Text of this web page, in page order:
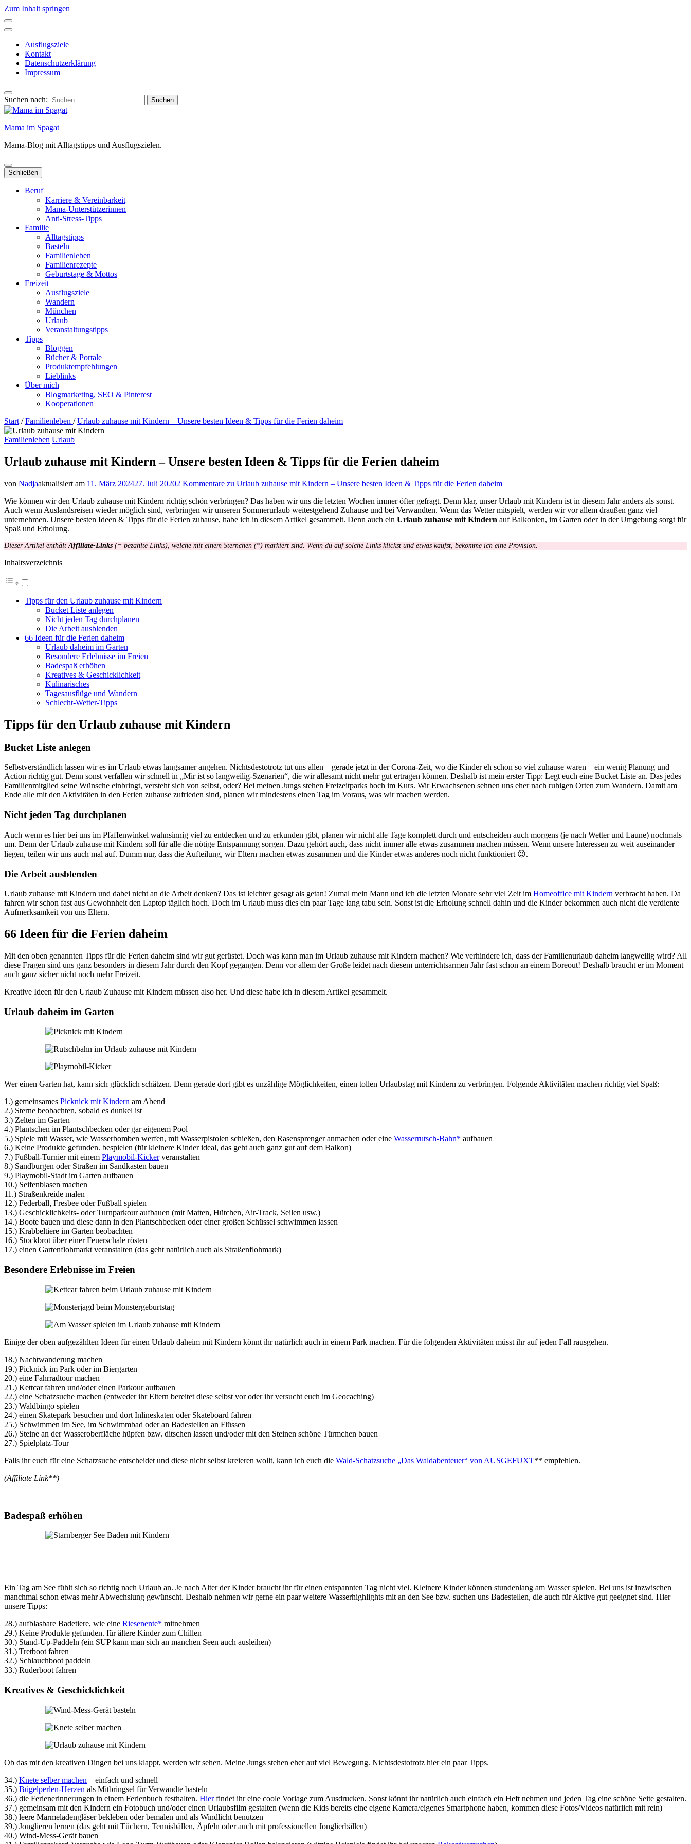
Zum Inhalt springen
Ausflugsziele
Kontakt
Datenschutzerklärung
Impressum
Suchen nach:
Mama im Spagat
Mama-Blog mit Alltagstipps und Ausflugszielen.
Schließen
Beruf
Karriere & Vereinbarkeit
Mama-Unterstützerinnen
Anti-Stress-Tipps
Familie
Alltagstipps
Basteln
Familienleben
Familienrezepte
Geburtstage & Mottos
Freizeit
Ausflugsziele
Wandern
München
Urlaub
Veranstaltungstipps
Tipps
Bloggen
Bücher & Portale
Produktempfehlungen
Lieblinks
Über mich
Blogmarketing, SEO & Pinterest
Kooperationen
Start / Familienleben / Urlaub zuhause mit Kindern – Unsere besten Ideen & Tipps für die Ferien daheim
Familienleben Urlaub
Urlaub zuhause mit Kindern – Unsere besten Ideen & Tipps für die Ferien daheim
von Nadjaaktualisiert am 11. März 202427. Juli 20202 Kommentare zu Urlaub zuhause mit Kindern – Unsere besten Ideen & Tipps für die Ferien daheim
Wie können wir den Urlaub zuhause mit Kindern richtig schön verbringen? Das haben wir uns die letzten Wochen immer öfter gefragt. Denn klar, unser Urlaub mit Kindern ist in diesem Jahr anders als sonst.
Auch wenn Auslandsreisen wieder möglich sind, verbringen wir unseren Sommerurlaub weitestgehend Zuhause und bei Verwandten. Wenn das Wetter mitspielt, werden wir vor allem draußen ganz viel
unternehmen. Unsere besten Ideen & Tipps für die Ferien zuhause, habe ich in diesem Artikel gesammelt. Denn auch ein Urlaub zuhause mit Kindern auf Balkonien, im Garten oder in der Umgebung sorgt für
Spaß und Erholung.
Dieser Artikel enthält Affiliate-Links (= bezahlte Links), welche mit einem Sternchen (*) markiert sind. Wenn du auf solche Links klickst und etwas kaufst, bekomme ich eine Provision.
Inhaltsverzeichnis
Tipps für den Urlaub zuhause mit Kindern
Bucket Liste anlegen
Nicht jeden Tag durchplanen
Die Arbeit ausblenden
66 Ideen für die Ferien daheim
Urlaub daheim im Garten
Besondere Erlebnisse im Freien
Badespaß erhöhen
Kreatives & Geschicklichkeit
Kulinarisches
Tagesausflüge und Wandern
Schlecht-Wetter-Tipps
Tipps für den Urlaub zuhause mit Kindern
Bucket Liste anlegen
Selbstverständlich lassen wir es im Urlaub etwas langsamer angehen. Nichtsdestotrotz tut uns allen – gerade jetzt in der Corona-Zeit, wo die Kinder eh schon so viel zuhause waren – ein wenig Planung und
Action richtig gut. Denn sonst verfallen wir schnell in „Mir ist so langweilig-Szenarien“, die wir allesamt nicht mehr gut ertragen können. Deshalb ist mein erster Tipp: Legt euch eine Bucket Liste an. Das jedes
Familienmitglied seine Wünsche einbringt, versteht sich von selbst, oder? Bei meinen Jungs stehen Freizeitparks hoch im Kurs. Wir Erwachsenen sehnen uns eher nach ruhigen Orten zum Wandern. Damit am
Ende alle mit den Aktivitäten in den Ferien zuhause zufrieden sind, planen wir mindestens einen Tag im Voraus, was wir machen werden.
Nicht jeden Tag durchplanen
Auch wenn es hier bei uns im Pfaffenwinkel wahnsinnig viel zu entdecken und zu erkunden gibt, planen wir nicht alle Tage komplett durch und entscheiden auch morgens (je nach Wetter und Laune) nochmals
um. Denn der Urlaub zuhause mit Kindern soll für alle die nötige Entspannung sorgen. Dazu gehört auch, dass nicht immer alle etwas zusammen machen müssen. Wenn unsere Interessen zu weit auseinander
liegen, teilen wir uns auch mal auf. Dumm nur, dass die Aufteilung, wir Eltern machen etwas zusammen und die Kinder etwas anderes noch nicht funktioniert 😉.
Die Arbeit ausblenden
Urlaub zuhause mit Kindern und dabei nicht an die Arbeit denken? Das ist leichter gesagt als getan! Zumal mein Mann und ich die letzten Monate sehr viel Zeit im Homeoffice mit Kindern verbracht haben. Da
fahren wir schon fast aus Gewohnheit den Laptop täglich hoch. Doch im Urlaub muss dies ein paar Tage lang tabu sein. Sonst ist die Erholung schnell dahin und die Kinder bekommen auch nicht die verdiente
Aufmerksamkeit von uns Eltern.
66 Ideen für die Ferien daheim
Mit den oben genannten Tipps für die Ferien daheim sind wir gut gerüstet. Doch was kann man im Urlaub zuhause mit Kindern machen? Wie verhindere ich, dass der Familienurlaub daheim langweilig wird? All
diese Fragen sind uns ganz besonders in diesem Jahr durch den Kopf gegangen. Denn vor allem der Große leidet nach diesem unterrichtsarmen Jahr fast schon an einem Boreout! Deshalb braucht er im Moment
auch ganz sicher nicht noch mehr Freizeit.
Kreative Ideen für den Urlaub Zuhause mit Kindern müssen also her. Und diese habe ich in diesem Artikel gesammelt.
Urlaub daheim im Garten
Wer einen Garten hat, kann sich glücklich schätzen. Denn gerade dort gibt es unzählige Möglichkeiten, einen tollen Urlaubstag mit Kindern zu verbringen. Folgende Aktivitäten machen richtig viel Spaß:
1.) gemeinsames Picknick mit Kindern am Abend
2.) Sterne beobachten, sobald es dunkel ist
3.) Zelten im Garten
4.) Plantschen im Plantschbecken oder gar eigenem Pool
5.) Spiele mit Wasser, wie Wasserbomben werfen, mit Wasserpistolen schießen, den Rasensprenger anmachen oder eine Wasserrutsch-Bahn* aufbauen
6.) Keine Produkte gefunden. bespielen (für kleinere Kinder ideal, das geht auch ganz gut auf dem Balkon)
7.) Fußball-Turnier mit einem Playmobil-Kickerveranstalten
8.) Sandburgen oder Straßen im Sandkasten bauen
9.) Playmobil-Stadt im Garten aufbauen
10.) Seifenblasen machen
11.) Straßenkreide malen
12.) Federball, Fresbee oder Fußball spielen
13.) Geschicklichkeits- oder Turnparkour aufbauen (mit Matten, Hütchen, Air-Track, Seilen usw.)
14.) Boote bauen und diese dann in den Plantschbecken oder einer großen Schüssel schwimmen lassen
15.) Krabbeltiere im Garten beobachten
16.) Stockbrot über einer Feuerschale rösten
17.) einen Gartenflohmarkt veranstalten (das geht natürlich auch als Straßenflohmark)
Besondere Erlebnisse im Freien
Einige der oben aufgezählten Ideen für einen Urlaub daheim mit Kindern könnt ihr natürlich auch in einem Park machen. Für die folgenden Aktivitäten müsst ihr auf jeden Fall rausgehen.
18.) Nachtwanderung machen
19.) Picknick im Park oder im Biergarten
20.) eine Fahrradtour machen
21.) Kettcar fahren und/oder einen Parkour aufbauen
22.) eine Schatzsuche machen (entweder ihr Eltern bereitet diese selbst vor oder ihr versucht euch im Geocaching)
23.) Waldbingo spielen
24.) einen Skatepark besuchen und dort Inlineskaten oder Skateboard fahren
25.) Schwimmen im See, im Schwimmbad oder an Badestellen an Flüssen
26.) Steine an der Wasseroberfläche hüpfen bzw. ditschen lassen und/oder mit den Steinen schöne Türmchen bauen
27.) Spielplatz-Tour
Falls ihr euch für eine Schatzsuche entscheidet und diese nicht selbst kreieren wollt, kann ich euch die Wald-Schatzsuche „Das Waldabenteuer“ von AUSGEFUXT** empfehlen.
(Affiliate Link**)
Badespaß erhöhen
Ein Tag am See fühlt sich so richtig nach Urlaub an. Je nach Alter der Kinder braucht ihr für einen entspannten Tag nicht viel. Kleinere Kinder können stundenlang am Wasser spielen. Bei uns ist inzwischen
manchmal schon etwas mehr Abwechslung gewünscht. Deshalb nehmen wir gerne ein paar weitere Wasserhighlights mit an den See bzw. suchen uns Badestellen, die auch für Aktive gut geeignet sind. Hier
unsere Tipps:
28.) aufblasbare Badetiere, wie eine Riesenente* mitnehmen
29.) Keine Produkte gefunden. für ältere Kinder zum Chillen
30.) Stand-Up-Paddeln (ein SUP kann man sich an manchen Seen auch ausleihen)
31.) Tretboot fahren
32.) Schlauchboot paddeln
33.) Ruderboot fahren
Kreatives & Geschicklichkeit
Ob das mit den kreativen Dingen bei uns klappt, werden wir sehen. Meine Jungs stehen eher auf viel Bewegung. Nichtsdestotrotz hier ein paar Tipps.
34.) Knete selber machen – einfach und schnell
35.) Bügelperlen-Herzen als Mitbringsel für Verwandte basteln
36.) die Ferienerinnerungen in einem Ferienbuch festhalten. Hierfindet ihr eine coole Vorlage zum Ausdrucken. Sonst könnt ihr natürlich auch einfach ein Heft nehmen und jeden Tag eine schöne Seite gestalten.
37.) gemeinsam mit den Kindern ein Fotobuch und/oder einen Urlaubsfilm gestalten (wenn die Kids bereits eine eigene Kamera/eigenes Smartphone haben, kommen diese Fotos/Videos natürlich mit rein)
38.) leere Marmeladengläser bekleben oder bemalen und als Windlicht benutzen
39.) Jonglieren lernen (das geht mit Tüchern, Tennisbällen, Äpfeln oder auch mit professionellen Jonglierbällen)
40.) Wind-Mess-Gerät bauen